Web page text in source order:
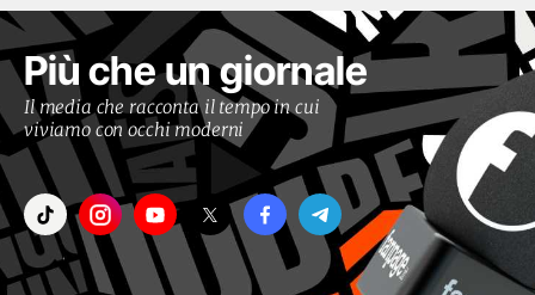
Più che un giornale
Il media che racconta il tempo in cui
viviamo con occhi moderni